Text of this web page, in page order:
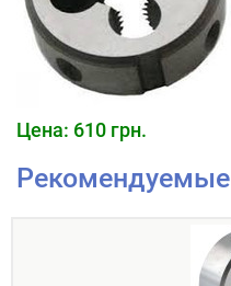
Цена: 610 грн.
Рекомендуемые